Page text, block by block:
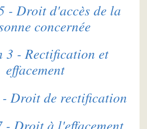
- Droit d'accès de la
concernée
3 - Rectification et
effacement
Droit de rectification
- Droit à l'effacement